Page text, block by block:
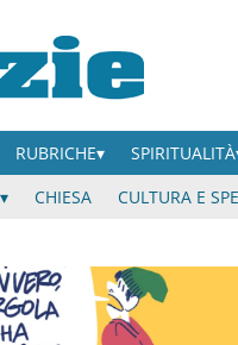
RUBRICHE SPIRITUALITÀ
CHIESA CULTURA E